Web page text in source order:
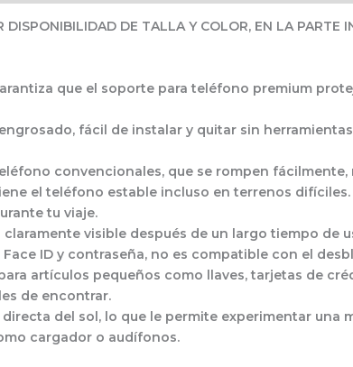
DE TALLA Y COLOR, EN LA PARTE
que el soporte para teléfono premium
fácil de instalar y quitar sin
convencionales, que se rompen
el teléfono estable incluso en terrenos
tu viaje.
visible después de un largo tiempo de
ID y contraseña, no es compatible con el
artículos pequeños como llaves, tarjetas de
de encontrar.
del sol, lo que le permite experimentar una
cargador o audífonos.